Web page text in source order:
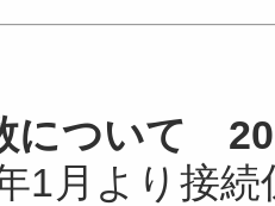
について
1月より接